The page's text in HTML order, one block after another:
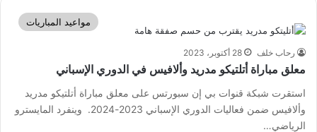
مواعيد المباريات
رحاب خلف 28 أكتوبر، 2023
معلق مباراة أتلتيكو مدريد وألافيس في الدوري الإسباني
استقرت شبكة قنوات بي إن سبورتس على معلق مباراة أتلتيكو مدريد
وألافيس ضمن فعاليات الدوري الإسباني 2023-2024. وينفرد المايسترو
الرياضي…